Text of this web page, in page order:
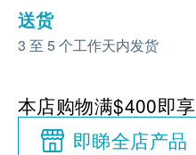
送货
3 至 5 个工作天内发货
本店购物满$400即享
即睇全店产品